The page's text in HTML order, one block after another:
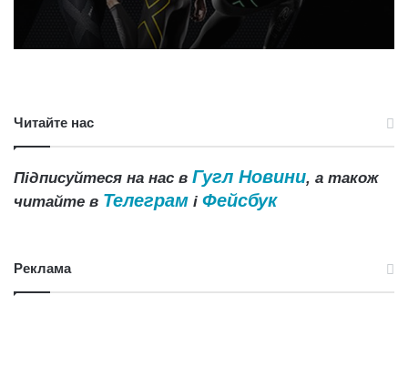
Читайте нас
Підписуйтеся на нас в Гугл Новини, а також
читайте в Телеграм і Фейсбук
Реклама